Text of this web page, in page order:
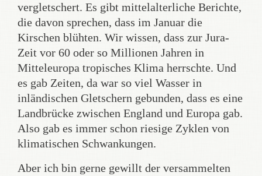
vergletschert. Es gibt mittelalterliche Berichte,
die davon sprechen, dass im Januar die
Kirschen blühten. Wir wissen, dass zur Jura-
Zeit vor 60 oder so Millionen Jahren in
Mitteleuropa tropisches Klima herrschte. Und
es gab Zeiten, da war so viel Wasser in
inländischen Gletschern gebunden, dass es eine
Landbrücke zwischen England und Europa gab.
Also gab es immer schon riesige Zyklen von
klimatischen Schwankungen.
Aber ich bin gerne gewillt der versammelten